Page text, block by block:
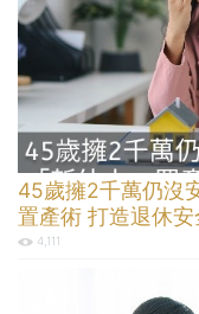
45歲擁2千萬仍沒
置產術 打造退休安
4,111